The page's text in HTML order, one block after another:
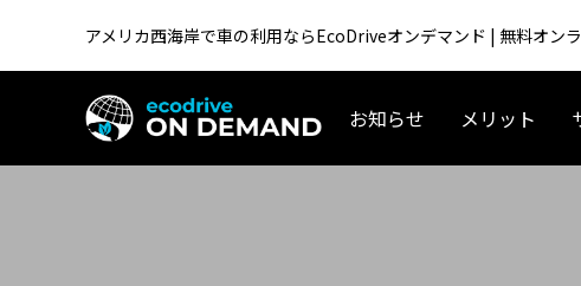
アメリカ西海岸で車の利用ならEcoDriveオンデマンド | 無料オン
お知らせ メリット